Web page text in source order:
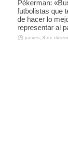
Pékerman:
futbolistas que
de hacer lo
representar al
jueves, 8 de